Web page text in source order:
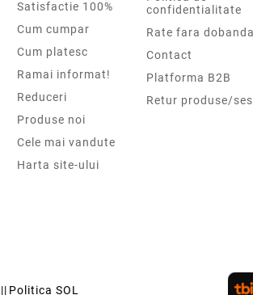
Satisfactie 100%
Cum cumpar
Cum platesc
Ramai informat!
Reduceri
Produse noi
Cele mai vandute
Harta site-ului
confidentialitate
Rate fara dobanda
Contact
Platforma B2B
Retur produse/
|| Politica SOL